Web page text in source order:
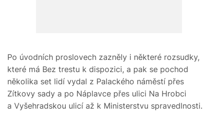
Po úvodních proslovech zazněly i některé rozsudky,
které má Bez trestu k dispozici, a pak se pochod
několika set lidí vydal z Palackého náměstí přes
Zítkovy sady a po Náplavce přes ulici Na Hrobci
a Vyšehradskou ulicí až k Ministerstvu spravedlnosti.